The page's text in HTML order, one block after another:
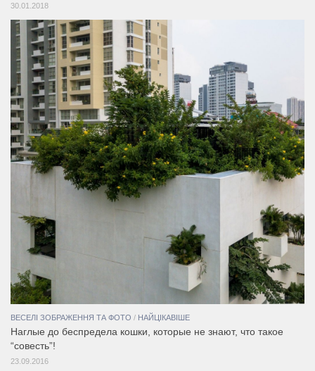
30.01.2018
ВЕСЕЛІ ЗОБРАЖЕННЯ ТА ФОТО / НАЙЦІКАВІШЕ
Наглые до беспредела кошки, которые не знают, что такое
“совесть”!
23.09.2016